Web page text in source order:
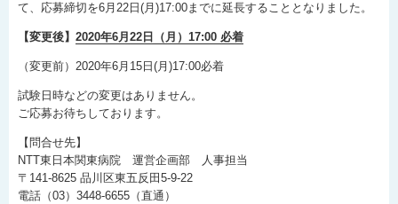
て、応募締切を6月22日(月)17:00までに延長することとなりました。
【変更後】 2020年6月22日（月）17:00 必着
（変更前）2020年6月15日(月)17:00必着
試験日時などの変更はありません。
ご応募お待ちしております。
【問合せ先】
NTT東日本関東病院 運営企画部 人事担当
〒141-8625 品川区東五反田5-9-22
電話（03）3448-6655（直通）